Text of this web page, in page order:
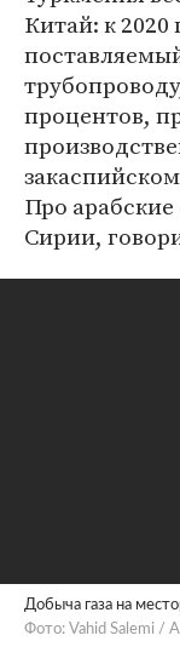
Китай: к 2020
процентов,
Про
Сирии,
Добыча газа на
Фото: Vahid Salemi /